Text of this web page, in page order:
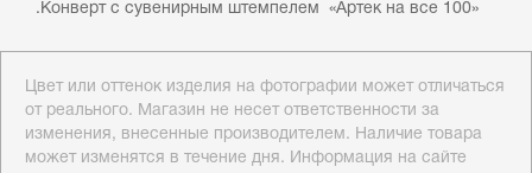
.Конверт с сувенирным штемпелем «Артек на все 100»
Цвет или оттенок изделия на фотографии может отличаться
от реального. Магазин не несет ответственности за
изменения, внесенные производителем. Наличие товара
может изменятся в течение дня. Информация на сайте